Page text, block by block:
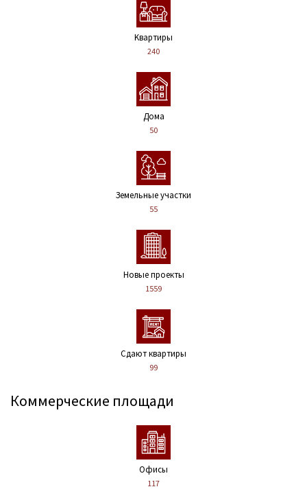
Kвартиры
240
Дома
50
Земельные участки
55
Новые проекты
1559
Сдают квартиры
99
Коммерческие площади
Офисы
117